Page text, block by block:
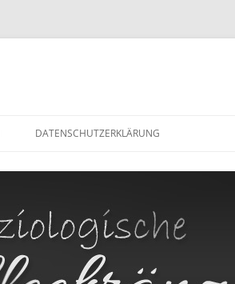
DATENSCHUTZERKLÄRUNG